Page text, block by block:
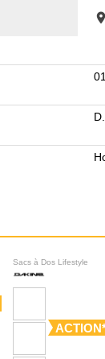
location_on
Sacs à Dos Lifestyle